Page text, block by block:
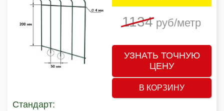
1134руб/метр
УЗНАТЬ ТОЧНУЮ
ЦЕНУ
В КОРЗИНУ
Стандарт: